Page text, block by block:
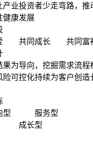
产业投资者少走弯路，推
健康发展
共同成长 共同富
果为导向，挖掘需求流程
险可控化持续为客户创造
向型 服务型
成长型